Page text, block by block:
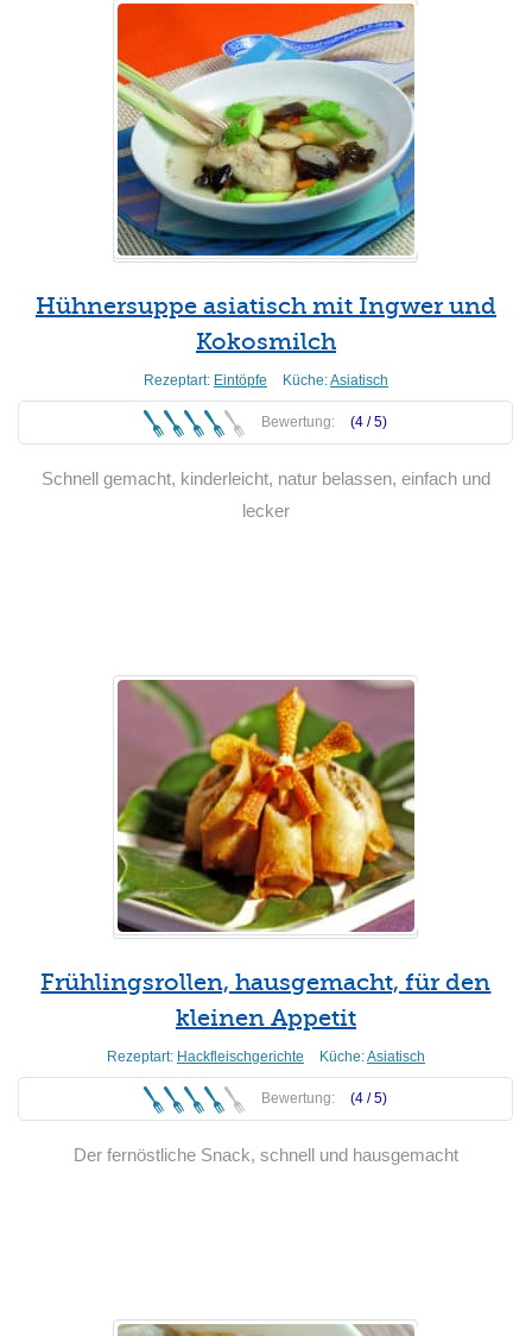
Hühnersuppe asiatisch mit Ingwer und
Kokosmilch
Rezeptart: Eintöpfe Küche:Asiatisch
Bewertung: (4 /5)
Schnell gemacht, kinderleicht, natur belassen, einfach und
lecker
Frühlingsrollen, hausgemacht, für den
kleinen Appetit
Rezeptart: Hackfleischgerichte Küche:Asiatisch
Bewertung: (4 /5)
Der fernöstliche Snack, schnell und hausgemacht